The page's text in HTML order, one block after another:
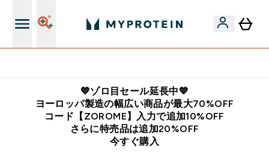
💙ゾロ目セール延長中💙
ヨーロッパ製造の幅広い商品が最大70%OFF
コード【ZOROME】入力で追加10%OFF
さらに特売品は追加20%OFF
今すぐ購入